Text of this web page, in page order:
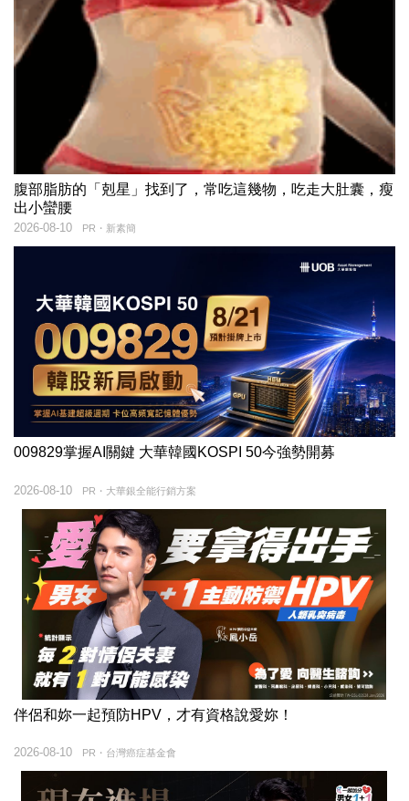
腹部脂肪的「剋星」找到了，常吃這幾物，吃走大肚囊，瘦
出小蠻腰
PR・新素簡
2026-08-10
009829掌握AI關鍵 大華韓國KOSPI 50今強勢開募
PR・大華銀全能行銷方案
2026-08-10
伴侶和妳一起預防HPV，才有資格說愛妳！
PR・台灣癌症基金會
2026-08-10